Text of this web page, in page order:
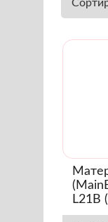
L21B